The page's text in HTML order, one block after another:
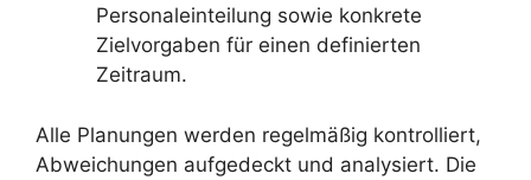
Personaleinteilung sowie konkrete
Zielvorgaben für einen definierten
Zeitraum.
Alle Planungen werden regelmäßig kontrolliert,
Abweichungen aufgedeckt und analysiert. Die